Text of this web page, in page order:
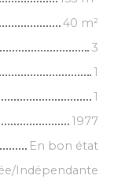
40 m²
3
1
1
1977
En bon état
Indépendante